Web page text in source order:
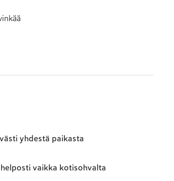
yhdestä paikasta
vaikka kotisohvalta